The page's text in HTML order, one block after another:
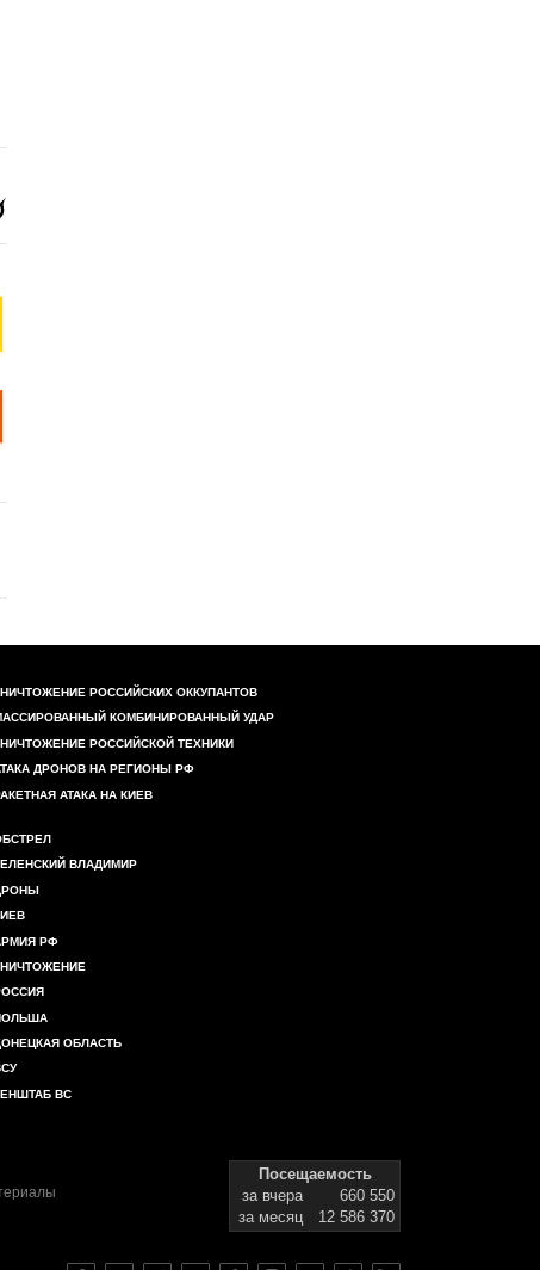
РОССИЙСКИХ ОККУПАНТОВ
КОМБИНИРОВАННЫЙ УДАР
РОССИЙСКОЙ ТЕХНИКИ
ДРОНОВ НА РЕГИОНЫ РФ
АТАКА НА КИЕВ
ВЛАДИМИР
РФ
ОБЛАСТЬ
ВС
Посещаемость
за вчера
660 550
за месяц
12 586 370